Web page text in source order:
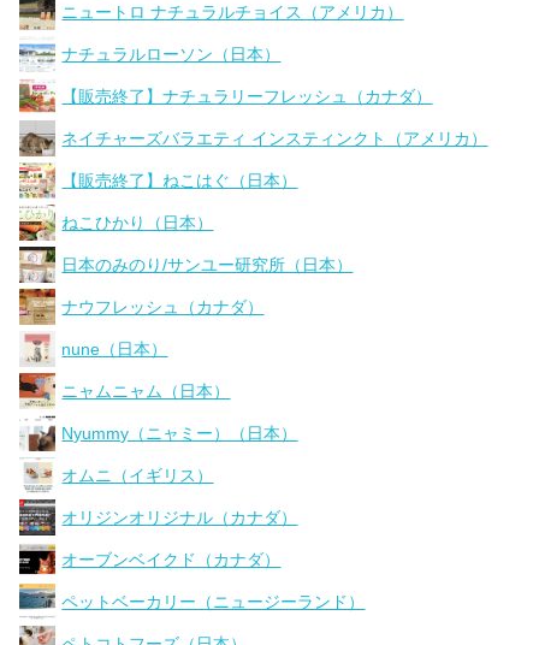
ニュートロ ナチュラルチョイス（アメリカ）
ナチュラルローソン（日本）
【販売終了】ナチュラリーフレッシュ（カナダ）
ネイチャーズバラエティ インスティンクト（アメリカ）
【販売終了】ねこはぐ（日本）
ねこひかり（日本）
日本のみのり/サンユー研究所（日本）
ナウフレッシュ（カナダ）
nune（日本）
ニャムニャム（日本）
Nyummy（ニャミー）（日本）
オムニ（イギリス）
オリジンオリジナル（カナダ）
オーブンベイクド（カナダ）
ペットベーカリー（ニュージーランド）